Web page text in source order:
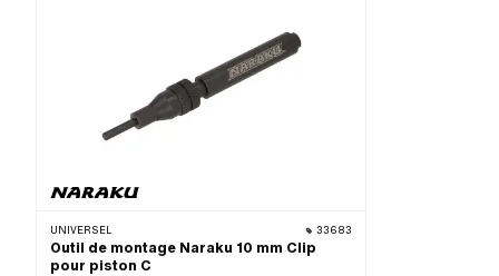
UNIVERSEL 33683
Outil de montage Naraku 10 mm Clip
pour piston C